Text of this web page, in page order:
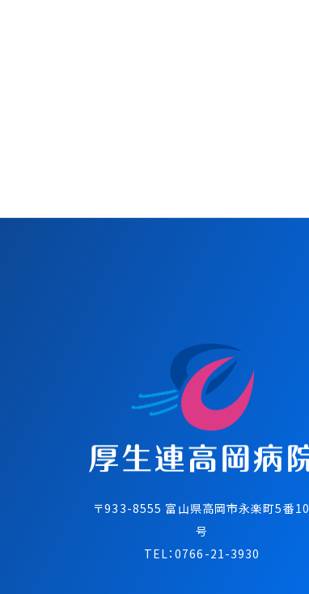
〒933-8555 富⼭県⾼岡市永楽町5番10
号
TEL：0766-21-3930